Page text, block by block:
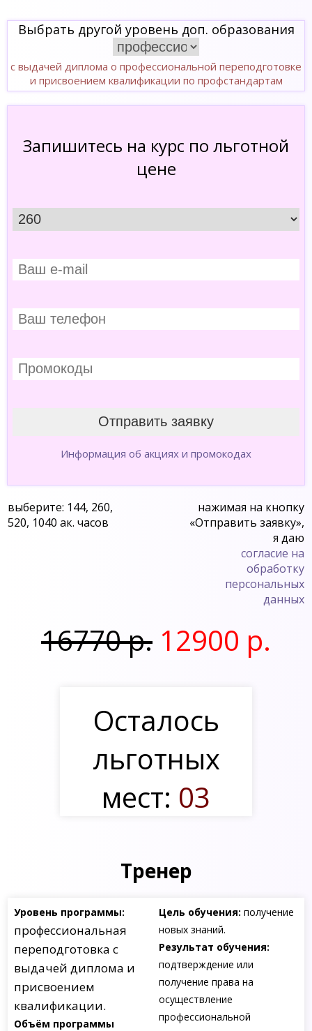
Выбрать другой уровень доп. образования
с выдачей диплома о профессиональной переподготовке
и присвоением квалификации по профстандартам
Запишитесь на курс по льготной
цене
Информация об акциях и промокодах
выберите: 144, 260,
520, 1040 ак. часов
нажимая на кнопку
«Отправить заявку»,
я даю
согласие на
обработку
персональных
данных
16770 р. 12900 р.
Осталось
льготных
мест: 03
Тренер
Уровень программы:
профессиональная
переподготовка с
выдачей диплома и
присвоением
квалификации.
Объём программы
Цель обучения: получение
новых знаний.
Результат обучения:
подтверждение или
получение права на
осуществление
профессиональной